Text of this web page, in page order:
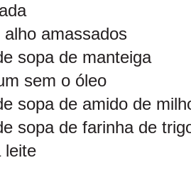
amassados
sopa de manteiga
sem o óleo
sopa de amido de
sopa de farinha de
leite